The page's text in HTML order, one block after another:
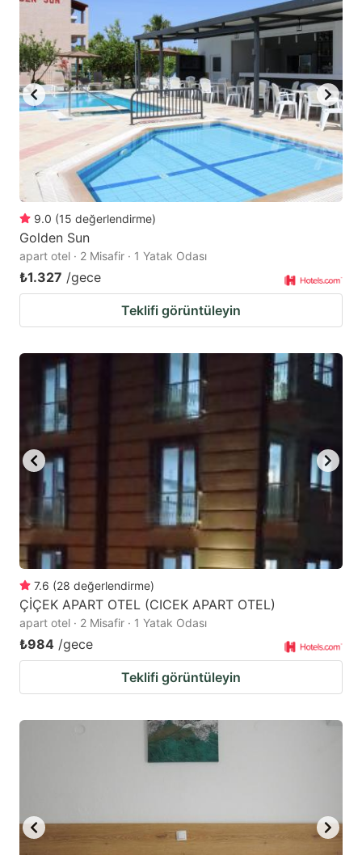
9.0 (15 değerlendirme)
Golden Sun
apart otel · 2 Misafir · 1 Yatak Odası
₺1.327 /gece
Teklifi görüntüleyin
7.6 (28 değerlendirme)
ÇİÇEK APART OTEL (CICEK APART OTEL)
apart otel · 2 Misafir · 1 Yatak Odası
₺984 /gece
Teklifi görüntüleyin